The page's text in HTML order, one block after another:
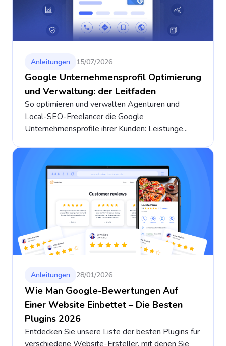
Anleitungen 15/07/2026
Google Unternehmensprofil Optimierung
und Verwaltung: der Leitfaden
So optimieren und verwalten Agenturen und
Local-SEO-Freelancer die Google
Unternehmensprofile ihrer Kunden: Leistunge...
Anleitungen 28/01/2026
Wie Man Google-Bewertungen Auf
Einer Website Einbettet – Die Besten
Plugins 2026
Entdecken Sie unsere Liste der besten Plugins für